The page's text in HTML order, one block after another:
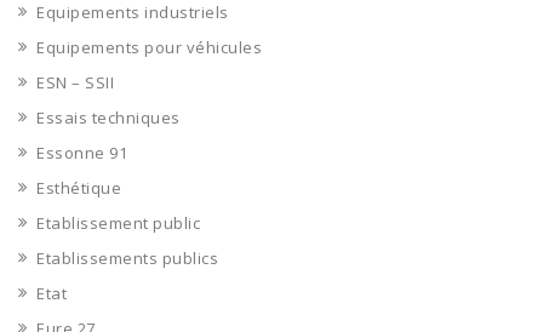
Equipements industriels
Equipements pour véhicules
ESN – SSII
Essais techniques
Essonne 91
Esthétique
Etablissement public
Etablissements publics
Etat